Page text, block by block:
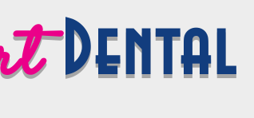
Dental